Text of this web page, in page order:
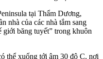
tại Thẩm Dương,
nhà của các nhà tắm sang
giới băng tuyết” trong khuôn
thể xuống tới âm 30 độ C, nơi